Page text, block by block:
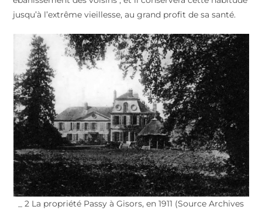
jusqu’à l’extrême vieillesse, au grand profit de sa santé.
_ 2 La propriété Passy à Gisors, en 1911 (Source Archives